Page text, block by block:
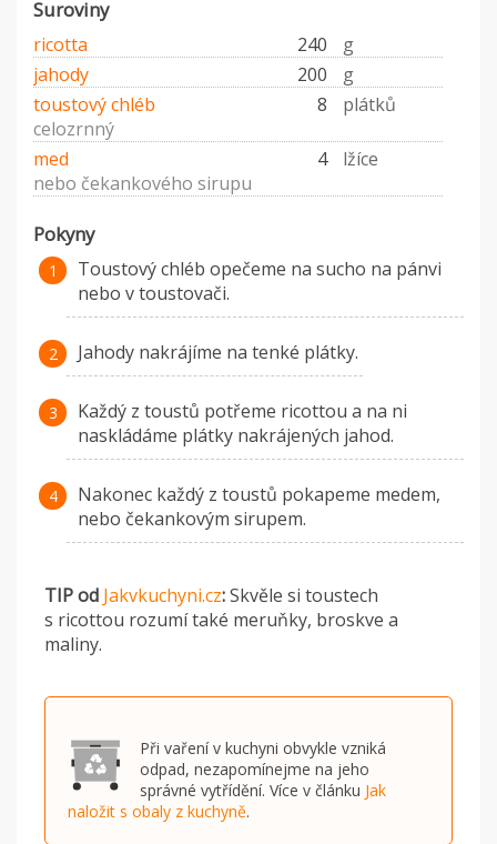
Suroviny
ricotta 240
g
jahody
200
g
toustový chléb
8
plátků
celozrnný
med
4
lžíce
nebo čekankového sirupu
Pokyny
Toustový chléb opečeme na sucho na pánvi
nebo v toustovači.
Jahody nakrájíme na tenké plátky.
Každý z toustů potřeme ricottou a na ni
naskládáme plátky nakrájených jahod.
Nakonec každý z toustů pokapeme medem,
nebo čekankovým sirupem.
TIP od Jakvkuchyni.cz:Skvěle si toustech
s ricottou rozumí také meruňky, broskve a
maliny.
Při vaření v kuchyni obvykle vzniká
odpad, nezapomínejme na jeho
správné vytřídění. Více v článku Jak
naložit s obaly z kuchyně.